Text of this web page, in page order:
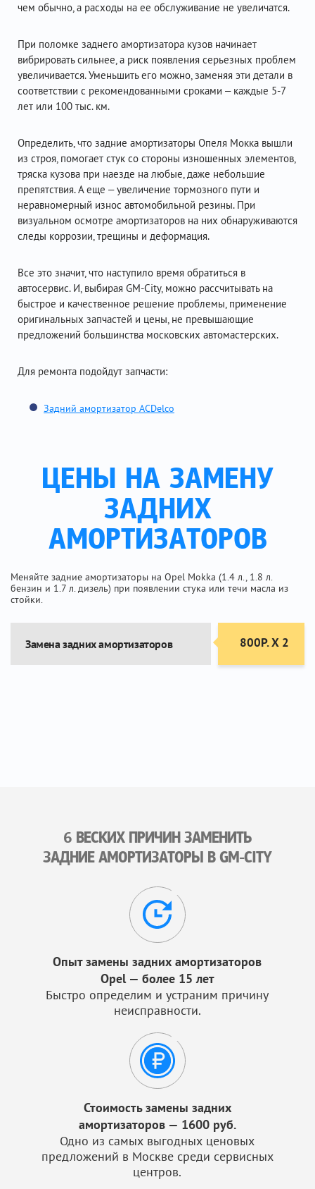
чем обычно, а расходы на ее обслуживание не увеличатся.
При поломке заднего амортизатора кузов начинает
вибрировать сильнее, а риск появления серьезных проблем
увеличивается. Уменьшить его можно, заменяя эти детали в
соответствии с рекомендованными сроками – каждые 5-7
лет или 100 тыс. км.
Определить, что задние амортизаторы Опеля Мокка вышли
из строя, помогает стук со стороны изношенных элементов,
тряска кузова при наезде на любые, даже небольшие
препятствия. А еще – увеличение тормозного пути и
неравномерный износ автомобильной резины. При
визуальном осмотре амортизаторов на них обнаруживаются
следы коррозии, трещины и деформация.
Все это значит, что наступило время обратиться в
автосервис. И, выбирая GM-City, можно рассчитывать на
быстрое и качественное решение проблемы, применение
оригинальных запчастей и цены, не превышающие
предложений большинства московских автомастерских.
Для ремонта подойдут запчасти:
Задний амортизатор ACDelco
ЦЕНЫ НА ЗАМЕНУ
ЗАДНИХ
АМОРТИЗАТОРОВ
Меняйте задние амортизаторы на Opel Mokka (1.4 л., 1.8 л.
бензин и 1.7 л. дизель) при появлении стука или течи масла из
стойки.
Замена задних амортизаторов 800Р. Х 2
6 ВЕСКИХ ПРИЧИН ЗАМЕНИТЬ
ЗАДНИЕ АМОРТИЗАТОРЫ В GM-CITY
Опыт замены задних амортизаторов
Opel — более 15 лет
Быстро определим и устраним причину
неисправности.
Стоимость замены задних
амортизаторов — 1600 руб.
Одно из самых выгодных ценовых
предложений в Москве среди сервисных
центров.